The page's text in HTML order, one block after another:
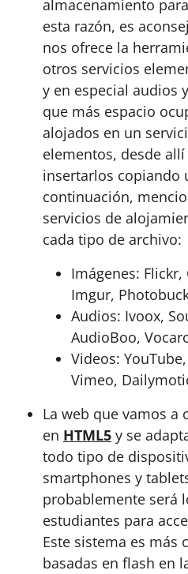
almacenamiento
esta razón, es
nos ofrece la
otros servicios
y en especial audios
que más espacio
alojados en un
elementos, desde
insertarlos copiando
continuación,
servicios de
cada tipo de archivo:
Imágenes: Flickr,
Imgur,
Audios: Ivoox,
AudioBoo,
Videos:
Vimeo,
La web que vamos a
en HTML5 y se
todo tipo de
smartphones y
probablemente será
estudiantes para
Este sistema es más
basadas en flash en